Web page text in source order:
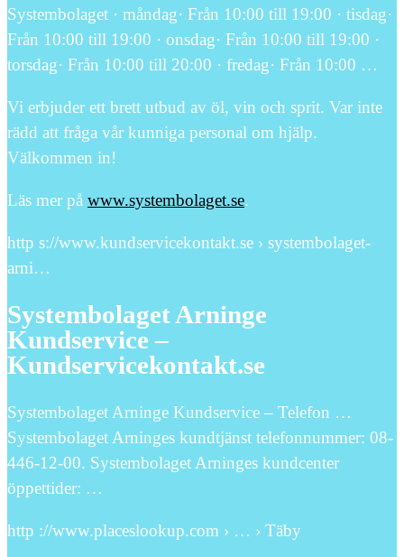
Systembolaget · måndag· Från 10:00 till 19:00 · tisdag·
Från 10:00 till 19:00 · onsdag· Från 10:00 till 19:00 ·
torsdag· Från 10:00 till 20:00 · fredag· Från 10:00 …
Vi erbjuder ett brett utbud av öl, vin och sprit. Var inte
rädd att fråga vår kunniga personal om hjälp.
Välkommen in!
Läs mer på www.systembolaget.se.
http s://www.kundservicekontakt.se › systembolaget-
arni…
Systembolaget Arninge
Kundservice –
Kundservicekontakt.se
Systembolaget Arninge Kundservice – Telefon …
Systembolaget Arninges kundtjänst telefonnummer: 08-
446-12-00. Systembolaget Arninges kundcenter
öppettider: …
http ://www.placeslookup.com › … › Täby